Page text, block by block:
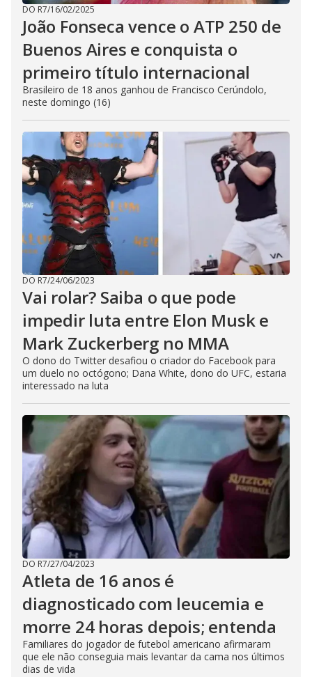
DO R7/16/02/2025
João Fonseca vence o ATP 250 de
Buenos Aires e conquista o
primeiro título internacional
Brasileiro de 18 anos ganhou de Francisco Cerúndolo,
neste domingo (16)
DO R7/24/06/2023
Vai rolar? Saiba o que pode
impedir luta entre Elon Musk e
Mark Zuckerberg no MMA
O dono do Twitter desafiou o criador do Facebook para
um duelo no octógono; Dana White, dono do UFC, estaria
interessado na luta
DO R7/27/04/2023
Atleta de 16 anos é
diagnosticado com leucemia e
morre 24 horas depois; entenda
Familiares do jogador de futebol americano afirmaram
que ele não conseguia mais levantar da cama nos últimos
dias de vida